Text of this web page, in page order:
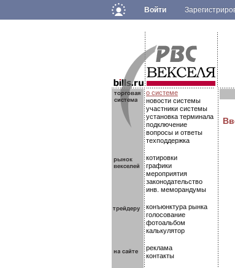
Войти
.
.о системе
новости системы
участники системы
установка терминала
подключение
вопросы и ответы
техподдержка
котировки
графики
мероприятия
законодательство
инв. меморандумы
конъюнктура рынка
голосование
фотоальбом
калькулятор
реклама
контакты
.